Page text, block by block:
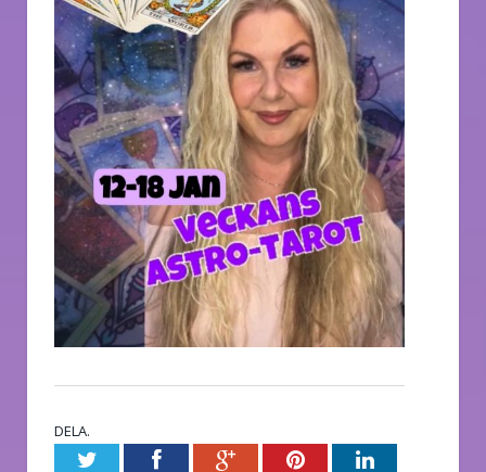
DELA.
TwitterFacebookGoogle+PinterestLinkedIn